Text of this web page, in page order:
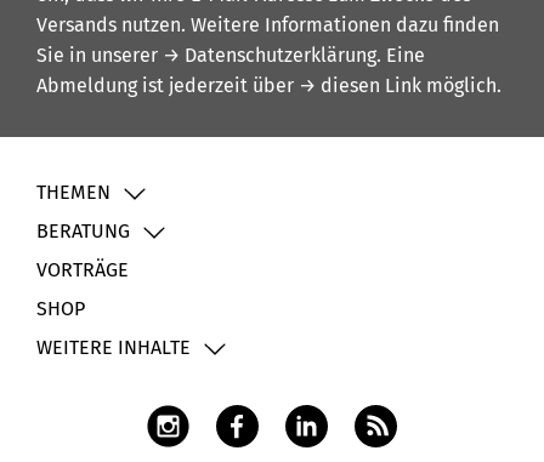
Versands nutzen. Weitere Informationen dazu finden
Sie in unserer → Datenschutzerklärung. Eine
Abmeldung ist jederzeit über → diesen Link möglich.
THEMEN
BERATUNG
VORTRÄGE
SHOP
WEITERE INHALTE